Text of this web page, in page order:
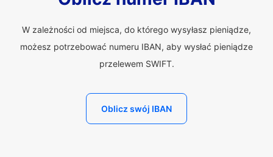
W zależności od miejsca, do którego wysyłasz pieniądze,
możesz potrzebować numeru IBAN, aby wysłać pieniądze
przelewem SWIFT.
Oblicz swój IBAN